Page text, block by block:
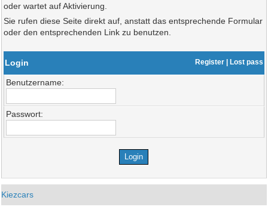
oder wartet auf Aktivierung.
Sie rufen diese Seite direkt auf, anstatt das entsprechende Formular
oder den entsprechenden Link zu benutzen.
Login Register| Lost pass
Benutzername:
Passwort:
Kiezcars